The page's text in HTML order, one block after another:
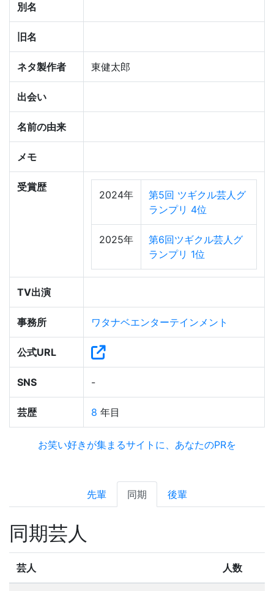
別名
旧名
ネタ製作者 東健太郎
出会い
名前の由来
メモ
受賞歴
2024年
第5回 ツギクル芸人グ
ランプリ 4位
2025年
第6回ツギクル芸人グ
ランプリ 1位
TV出演
事務所 ワタナベエンターテインメント
公式URL
SNS -
芸歴 8 年目
お笑い好きが集まるサイトに、あなたのPRを
先輩 同期 後輩
同期芸人
芸人 人数